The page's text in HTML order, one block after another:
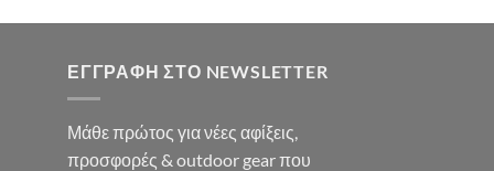
ΕΓΓΡΑΦΉ ΣΤΟ NEWSLETTER
Μάθε πρώτος για νέες αφίξεις,
προσφορές & outdoor gear που